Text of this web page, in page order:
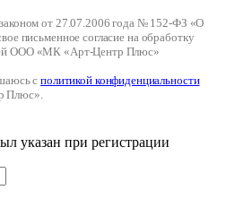
от 27.07.2006 года № 152-ФЗ «О
письменное согласие на обработку
ООО «МК «Арт-Центр Плюс»
сполитикой конфиденциальности
Плюс».
указан при регистрации